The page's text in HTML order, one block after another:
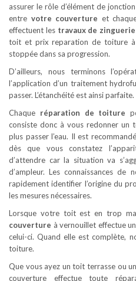
assurer le rôle d’élément de
entre votre couverture et
effectuent lestravaux de zinguerie
toit et prix reparation de toiture à
stoppée dans sa progression.
D’ailleurs, nous terminons
l’application d’un traitement
passer. L’étanchéité est ainsi parfaite.
Chaque réparation de toiture
consiste donc à vous redonner
plus passer l’eau. Il est
dès que vous constatez
d’attendre car la situation va
d’ampleur. Les connaissances
rapidement identifier l’origine du
les mesures nécessaires.
Lorsque votre toit est en trop
couverture à vernouillet effectue
celui-ci. Quand elle est complète,
toiture.
Que vous ayez un toit terrasse ou
couverture effectue toute